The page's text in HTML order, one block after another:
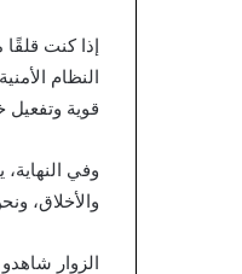
إذا كنت
النظام
قوية وتفعيل
وفي
والأخلاق،
الزوار